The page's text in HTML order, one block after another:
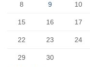
8 9 10
15 16 17
22 23 24
29
30